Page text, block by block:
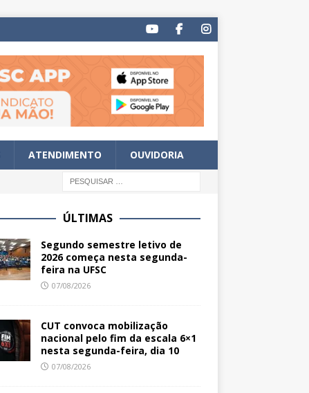
ATENDIMENTO OUVIDORIA
ÚLTIMAS
Segundo semestre letivo de
2026 começa nesta segunda-
feira na UFSC
07/08/2026
CUT convoca mobilização
nacional pelo fim da escala 6×1
nesta segunda-feira, dia 10
07/08/2026